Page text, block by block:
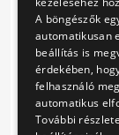
határidő
A böngészők
automatikusan
beállítás is
érdekében,
felhasználó
automatikus
További